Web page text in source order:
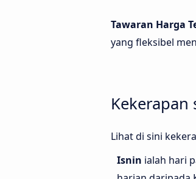
Tawaran Harga
yang fleksibel
Kekerapan
Lihat di sini
Isnin ialah hari